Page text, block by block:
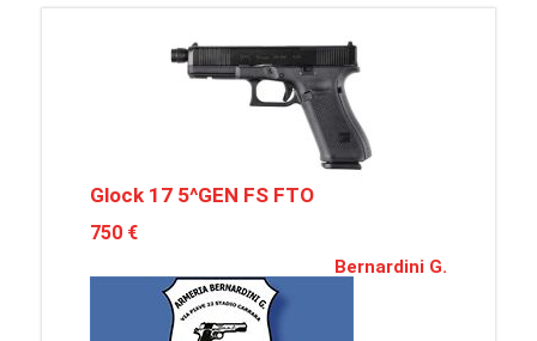
Glock 17 5^GEN FS FTO
750 €
Bernardini G.